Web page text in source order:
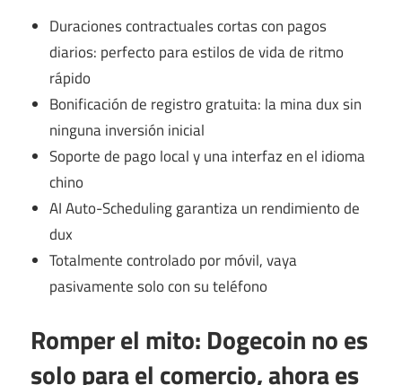
Duraciones contractuales cortas con pagos
diarios: perfecto para estilos de vida de ritmo
rápido
Bonificación de registro gratuita: la mina dux sin
ninguna inversión inicial
Soporte de pago local y una interfaz en el idioma
chino
AI Auto-Scheduling garantiza un rendimiento de
dux
Totalmente controlado por móvil, vaya
pasivamente solo con su teléfono
Romper el mito: Dogecoin no es
solo para el comercio, ahora es